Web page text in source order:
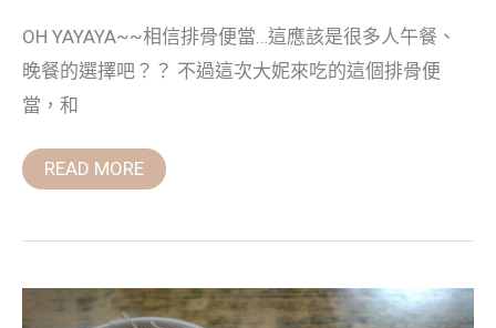
OH YAYAYA~~相信排骨便當…這應該是很多人午餐、
晚餐的選擇吧？？ 不過這次大妮來吃的這個排骨便
當，和
新
龍
捲
風
拌
吃
法
~
捷
中
READ MORE
【台
北